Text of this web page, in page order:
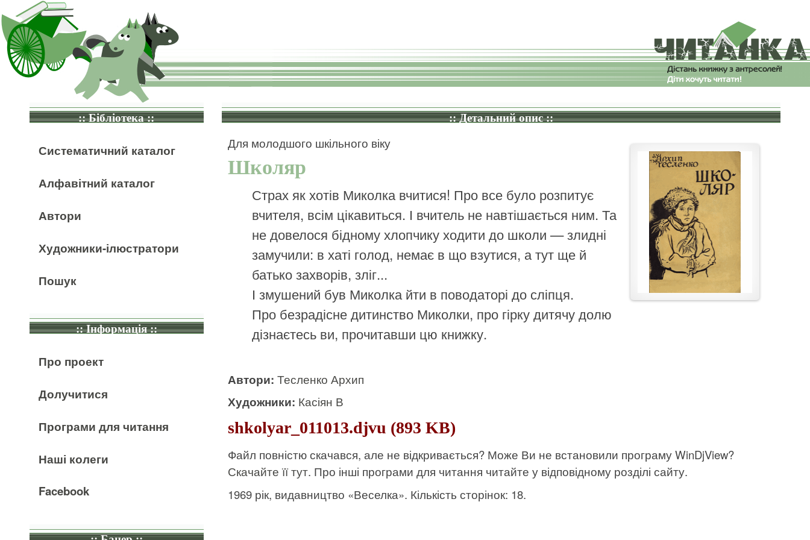
:: Бібліотека ::
Систематичний каталог
Алфавітний каталог
Автори
Художники-ілюстратори
Пошук
:: Інформація ::
Про проект
Долучитися
Програми для читання
Наші колеги
Facebook
:: Детальний опис ::
Для молодшого шкільного віку
Школяр
Страх як хотів Миколка вчитися! Про все було розпитує
вчителя, всім цікавиться. І вчитель не навтішається ним. Та
не довелося бідному хлопчику ходити до школи — злидні
замучили: в хаті голод, немає в що взутися, а тут ще й
батько захворів, зліг...
І змушений був Миколка йти в поводаторі до сліпця.
Про безрадісне дитинство Миколки, про гірку дитячу долю
дізнаєтесь ви, прочитавши цю книжку.
Автори: Тесленко Архип
Художники: Касіян В
shkolyar_011013.djvu (893 KB)
Файл повністю скачався, але не відкривається? Може Ви не встановили програму WinDjView?
Скачайте її тут. Про інші програми для читання читайте у відповідному розділі сайту.
1969 рік, видавництво «Веселка». Кількість сторінок: 18.